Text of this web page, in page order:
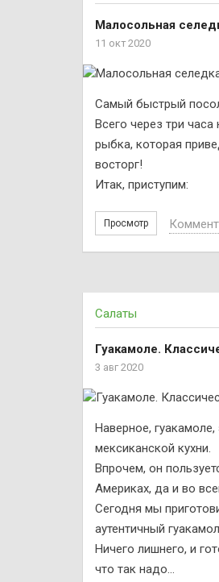
Малосольная
11 окт 2020
Самый быстрый
Всего через три часа
рыбка, которая
восторг!
Итак, приступим:
Просмотр
Салаты
Гуакамоле.
3 авг 2020
Наверное,
мексиканской кухни.
Впрочем, он
Америках, да и во
Сегодня мы
аутентичный
Ничего лишнего, и
что так надо…